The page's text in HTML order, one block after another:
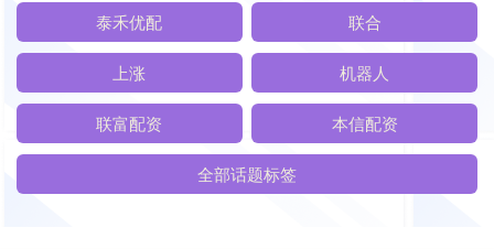
泰禾优配 联合
上涨 机器人
联富配资 本信配资
全部话题标签